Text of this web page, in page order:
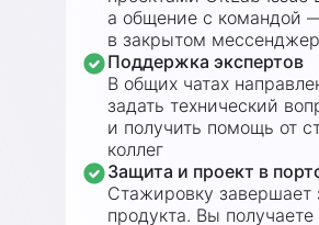
а общение с командой
в закрытом
Поддержка экспертов
В общих чатах
задать технический
и получить помощь от
коллег
Защита и проект в
Стажировку завершает
продукта. Вы получаете